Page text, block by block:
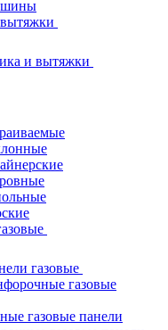
и вытяжки
газовые
газовые
газовые панели